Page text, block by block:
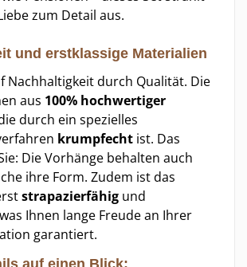
zum Detail aus.
und erstklassige Materialien
Nachhaltigkeit durch Qualität. Die
aus 100% hochwertiger
durch ein spezielles
krumpfecht ist. Das
Die Vorhänge behalten auch
ihre Form. Zudem ist das
strapazierfähig und
Ihnen lange Freude an Ihrer
garantiert.
auf einen Blick: